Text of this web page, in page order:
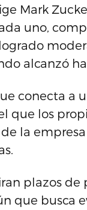
Mark
uno,
alcanzó
conecta a
que los
la empresa
plazos
que busca